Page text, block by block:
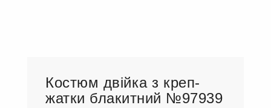
Костюм двійка з креп-
жатки блакитний №97939